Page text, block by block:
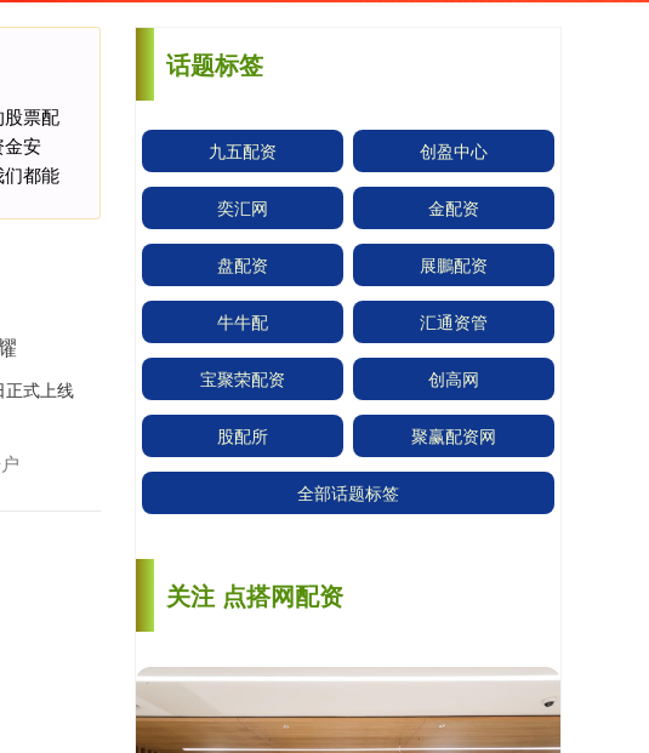
票配
金安
都能
正式上线
话题标签
九五配资 创盈中心
奕汇网 金配资
盘配资 展鵬配资
牛牛配 汇通资管
宝聚荣配资 创高网
股配所 聚赢配资网
全部话题标签
关注 点搭网配资